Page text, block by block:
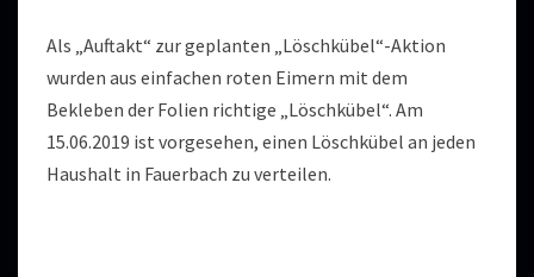
Als „Auftakt“ zur geplanten „Löschkübel“-Aktion
wurden aus einfachen roten Eimern mit dem
Bekleben der Folien richtige „Löschkübel“. Am
15.06.2019 ist vorgesehen, einen Löschkübel an jeden
Haushalt in Fauerbach zu verteilen.